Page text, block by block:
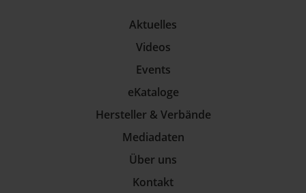
Aktuelles
Videos
Events
eKataloge
Hersteller & Verbände
Mediadaten
Über uns
Kontakt